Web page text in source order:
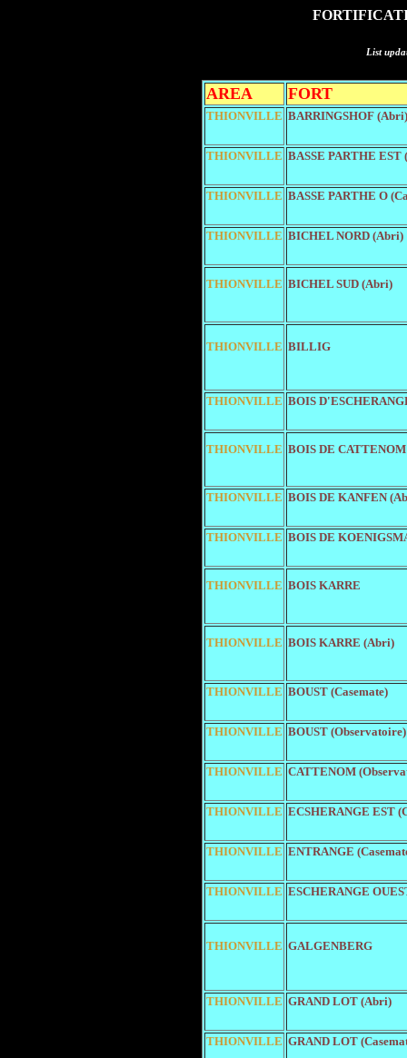
List
AREA FORT
THIONVILLE BARRINGSHOF (Abri)
THIONVILLE BASSE PARTHE EST
THIONVILLE BASSE PARTHE O
THIONVILLE BICHEL NORD (Abri)
THIONVILLE BICHEL SUD (Abri)
THIONVILLE BILLIG
THIONVILLE BOIS
THIONVILLE BOIS DE
THIONVILLE BOIS DE KANFEN
THIONVILLE BOIS DE
THIONVILLE BOIS KARRE
THIONVILLE BOIS KARRE (Abri)
THIONVILLE BOUST (Casemate)
THIONVILLE BOUST (Observatoire)
THIONVILLE CATTENOM
THIONVILLE ECSHERANGE EST
THIONVILLE ENTRANGE
THIONVILLE ESCHERANGE
THIONVILLE GALGENBERG
THIONVILLE GRAND LOT (Abri)
THIONVILLE GRAND LOT